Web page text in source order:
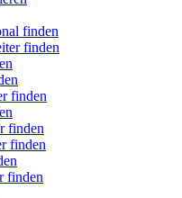
finden
finden
finden
finden
finden
finden